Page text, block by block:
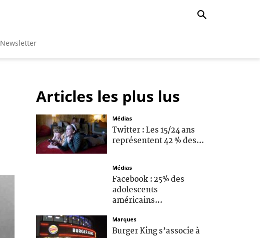
Newsletter
Articles les plus lus
Médias
Twitter : Les 15/24 ans
représentent 42 % des...
Médias
Facebook : 25% des
adolescents
américains...
Marques
Burger King s’associe à